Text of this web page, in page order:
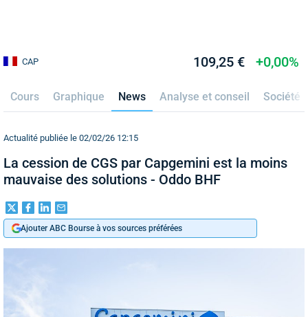
CAP 109,25 € +0,00%
Cours Graphique News Analyse et conseil Société
Actualité publiée le 02/02/26 12:15
La cession de CGS par Capgemini est la moins
mauvaise des solutions - Oddo BHF
Ajouter ABC Bourse à vos sources préférées